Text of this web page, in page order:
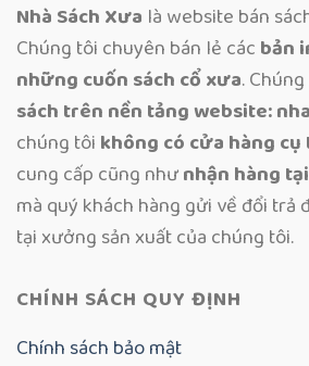
Nhà Sách Xưa là website bán
Chúng tôi chuyên bán lẻ các bản
những cuốn sách cổ xưa.
sách trên nền tảng website:
chúng tôi không có cửa hàng cụ
cung cấp cũng nhưnhận hàng
mà quý khách hàng gửi về đổi trả
tại xưởng sản xuất của chúng tôi.
CHÍNH SÁCH QUY ĐỊNH
Chính sách bảo mật